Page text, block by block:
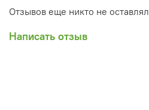
Отзывов еще никто не оставлял
Написать отзыв